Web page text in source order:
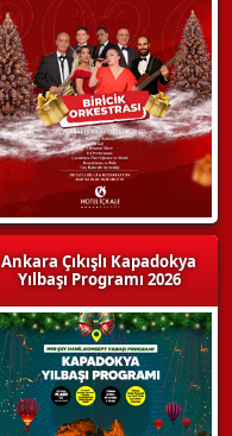
Ankara Çıkışlı Kapadokya
Yılbaşı Programı 2026